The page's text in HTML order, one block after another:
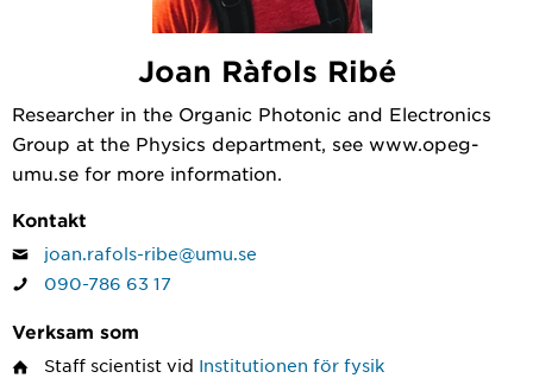
Joan Ràfols Ribé
Researcher in the Organic Photonic and Electronics
Group at the Physics department, see www.opeg-
umu.se for more information.
Kontakt
joan.rafols-ribe@umu.se
090-786 63 17
Verksam som
Staff scientist vid Institutionen för fysik